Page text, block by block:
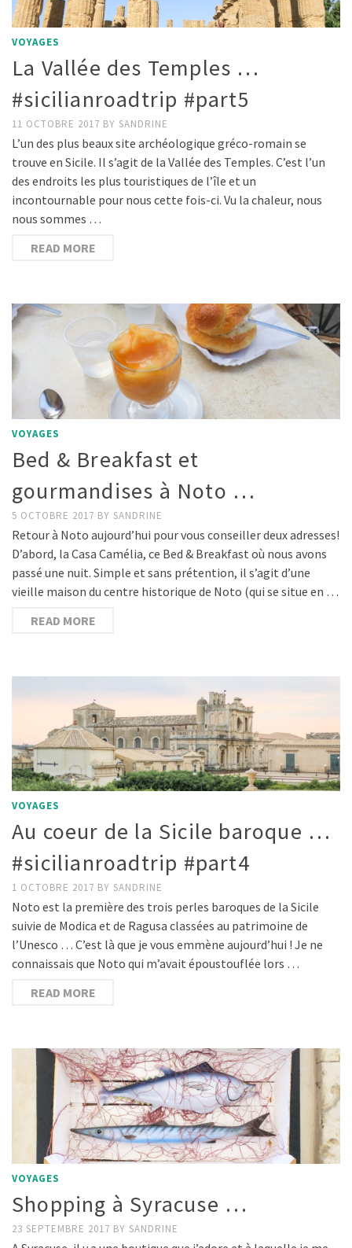
VOYAGES
La Vallée des Temples …
#sicilianroadtrip #part5
11 OCTOBRE 2017 BY SANDRINE
L’un des plus beaux site archéologique gréco-romain se
trouve en Sicile. Il s’agit de la Vallée des Temples. C’est l’un
des endroits les plus touristiques de l’île et un
incontournable pour nous cette fois-ci. Vu la chaleur, nous
nous sommes …
READ MORE
VOYAGES
Bed & Breakfast et
gourmandises à Noto …
5 OCTOBRE 2017 BY SANDRINE
Retour à Noto aujourd’hui pour vous conseiller deux adresses!
D’abord, la Casa Camélia, ce Bed & Breakfast où nous avons
passé une nuit. Simple et sans prétention, il s’agit d’une
vieille maison du centre historique de Noto (qui se situe en …
READ MORE
VOYAGES
Au coeur de la Sicile baroque …
#sicilianroadtrip #part4
1 OCTOBRE 2017 BY SANDRINE
Noto est la première des trois perles baroques de la Sicile
suivie de Modica et de Ragusa classées au patrimoine de
l’Unesco … C’est là que je vous emmène aujourd’hui ! Je ne
connaissais que Noto qui m’avait époustouflée lors …
READ MORE
VOYAGES
Shopping à Syracuse …
23 SEPTEMBRE 2017 BY SANDRINE